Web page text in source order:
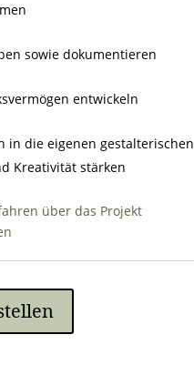
sowie dokumentieren
entwickeln
in die eigenen gestalterischen
Kreativität stärken
über das Projekt